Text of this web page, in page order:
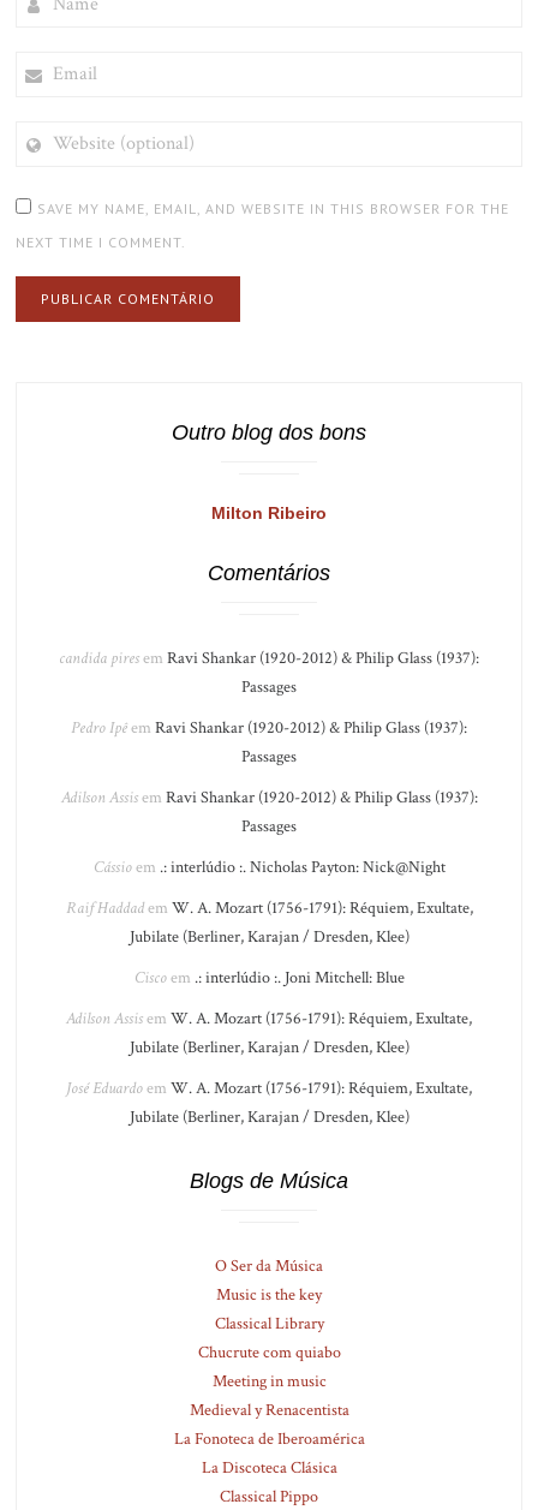
(OPTIONAL)
SAVE MY NAME, EMAIL, AND WEBSITE IN THIS BROWSER FOR THE
NEXT TIME I COMMENT.
Outro blog dos bons
Milton Ribeiro
Comentários
candida piresem Ravi Shankar (1920-2012) & Philip Glass (1937):
Passages
Pedro Ipêem Ravi Shankar (1920-2012) & Philip Glass (1937):
Passages
Adilson Assisem Ravi Shankar (1920-2012) & Philip Glass (1937):
Passages
Cássioem .: interlúdio :. Nicholas Payton: Nick@Night
Raif Haddadem W. A. Mozart (1756-1791): Réquiem, Exultate,
Jubilate (Berliner, Karajan / Dresden, Klee)
Ciscoem .: interlúdio :. Joni Mitchell: Blue
Adilson Assisem W. A. Mozart (1756-1791): Réquiem, Exultate,
Jubilate (Berliner, Karajan / Dresden, Klee)
José Eduardoem W. A. Mozart (1756-1791): Réquiem, Exultate,
Jubilate (Berliner, Karajan / Dresden, Klee)
Blogs de Música
O Ser da Música
Music is the key
Classical Library
Chucrute com quiabo
Meeting in music
Medieval y Renacentista
La Fonoteca de Iberoamérica
La Discoteca Clásica
Classical Pippo